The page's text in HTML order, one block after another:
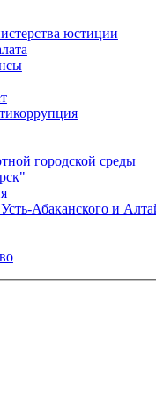
юстиции
городской среды
Абаканского и